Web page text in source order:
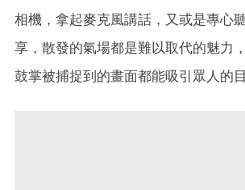
相機，拿起麥克風講話，又或是專心
享，散發的氣場都是難以取代的魅力
鼓掌被捕捉到的畫面都能吸引眾人的目